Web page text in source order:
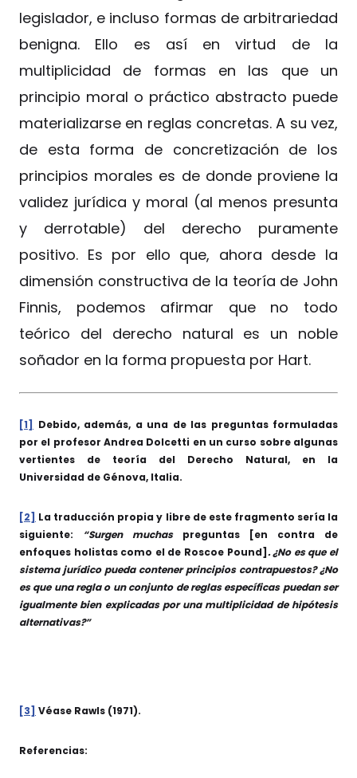
legislador, e incluso formas de arbitrariedad
benigna. Ello es así en virtud de la
multiplicidad de formas en las que un
principio moral o práctico abstracto puede
materializarse en reglas concretas. A su vez,
de esta forma de concretización de los
principios morales es de donde proviene la
validez jurídica y moral (al menos presunta
y derrotable) del derecho puramente
positivo. Es por ello que, ahora desde la
dimensión constructiva de la teoría de John
Finnis, podemos afirmar que no todo
teórico del derecho natural es un noble
soñador en la forma propuesta por Hart.
[1]
Debido, además, a una de las preguntas formuladas
por el profesor Andrea Dolcetti en un curso sobre algunas
vertientes de teoría del Derecho Natural, en la
Universidad de Génova, Italia.
[2] La traducción propia y libre de este fragmento sería la
siguiente:
“Surgen muchas preguntas [en contra de
enfoques holistas como el de Roscoe Pound] . ¿No es que el
sistema jurídico pueda contener principios contrapuestos? ¿No
es que una regla o un conjunto de reglas específicas puedan ser
igualmente bien explicadas por una multiplicidad de hipótesis
alternativas?”
[3] Véase Rawls (1971).
Referencias: